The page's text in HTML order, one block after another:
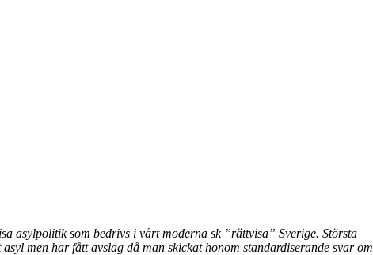
asylpolitik som bedrivs i vårt moderna sk ”rättvisa” Sverige. Största
men har fått avslag då man skickat honom standardiserande svar om